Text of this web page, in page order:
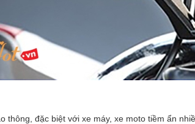
thông, đặc biệt với xe máy, xe moto tiềm ẩn